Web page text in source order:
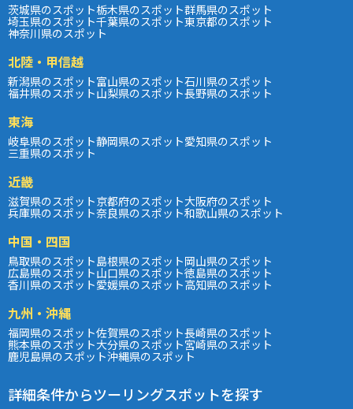
茨城県のスポット栃木県のスポット群馬県のスポット
埼玉県のスポット千葉県のスポット東京都のスポット
神奈川県のスポット
北陸・甲信越
新潟県のスポット富山県のスポット石川県のスポット
福井県のスポット山梨県のスポット長野県のスポット
東海
岐阜県のスポット静岡県のスポット愛知県のスポット
三重県のスポット
近畿
滋賀県のスポット京都府のスポット大阪府のスポット
兵庫県のスポット奈良県のスポット和歌山県のスポット
中国・四国
鳥取県のスポット島根県のスポット岡山県のスポット
広島県のスポット山口県のスポット徳島県のスポット
香川県のスポット愛媛県のスポット高知県のスポット
九州・沖縄
福岡県のスポット佐賀県のスポット長崎県のスポット
熊本県のスポット大分県のスポット宮崎県のスポット
鹿児島県のスポット沖縄県のスポット
詳細条件からツーリングスポットを探す